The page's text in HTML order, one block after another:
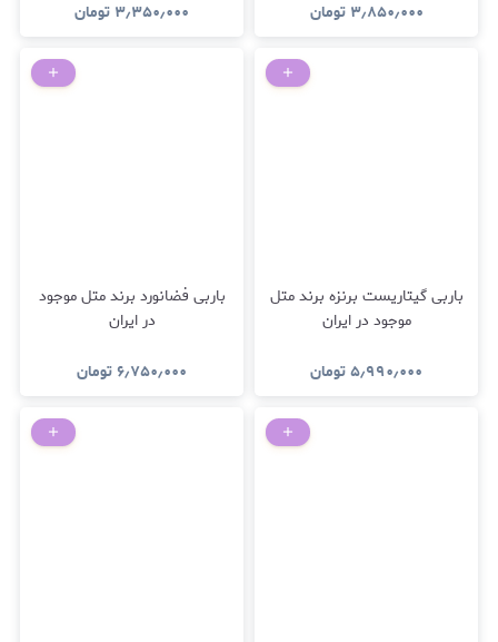
۳٫۸۵۰٫۰۰۰ تومان
۳٫۳۵۰٫۰۰۰ تومان
باربی گیتاریست برنزه برند متل
موجود در ایران
۵٫۹۹۰٫۰۰۰تومان
باربی فضانورد برند متل موجود
در ایران
۶٫۷۵۰٫۰۰۰تومان